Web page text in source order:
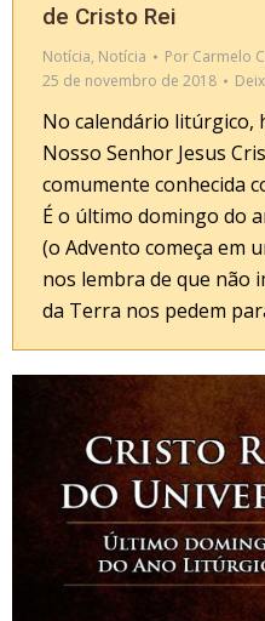
de Cristo Rei
Notícia, Notícia Por Carmelo
25 de novembro de 2018
No calendário litúrgico,
Nosso Senhor Jesus
comumente conhecida
É o último domingo do
(o Advento começa em
nos lembra de que não
da Terra nos pedem